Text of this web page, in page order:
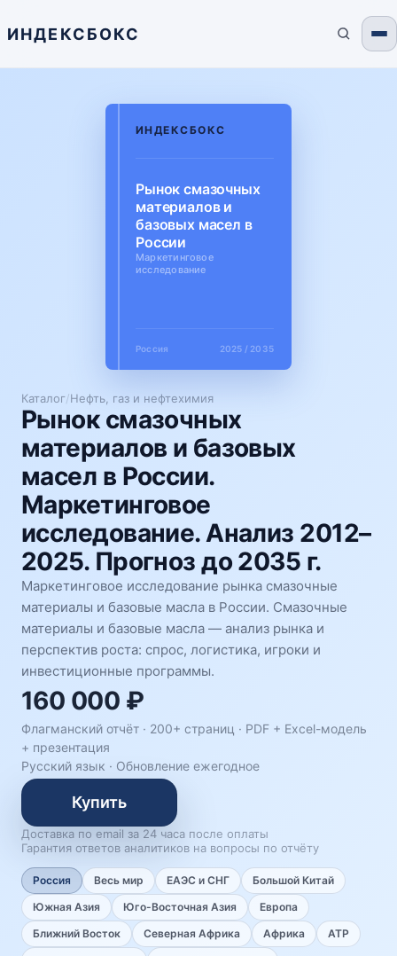
ИНДЕКСБОКС
Каталог/Нефть, газ и нефтехимия
Рынок смазочных
материалов и базовых
масел в России.
Маркетинговое
исследование. Анализ 2012–
2025. Прогноз до 2035 г.
Маркетинговое исследование рынка смазочные
материалы и базовые масла в России. Смазочные
материалы и базовые масла — анализ рынка и
перспектив роста: спрос, логистика, игроки и
инвестиционные программы.
160 000 ₽
Флагманский отчёт · 200+ страниц · PDF + Excel-модель
+ презентация
Русский язык · Обновление ежегодное
Купить
Доставка по email за 24 часа после оплаты
Гарантия ответов аналитиков на вопросы по отчёту
Россия Весь мир ЕАЭС и СНГ
Большой Китай
Южная Азия
Юго-Восточная Азия
Европа
Ближний Восток
Северная Африка Африка
АТР
ИНДЕКСБОКС
Рынок смазочных
материалов и
базовых масел в
России
Маркетинговое
исследование
Россия 2025 / 2035